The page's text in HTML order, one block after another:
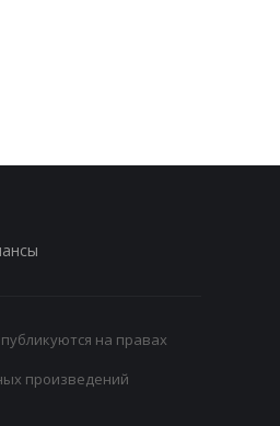
на правах
произведений